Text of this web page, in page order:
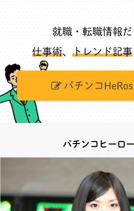
就職・転職情報だ
仕事術、 トレンド記事
パチンコHeRos
パチンコヒーロ